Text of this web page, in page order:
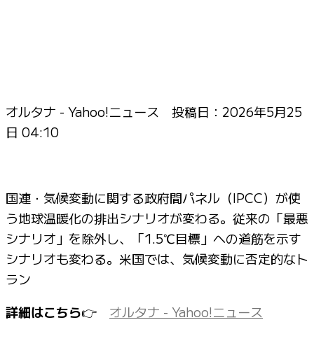
オルタナ - Yahoo!ニュース 投稿日： 2026年5月25
日 04:10
国連・気候変動に関する政府間パネル（IPCC）が使
う地球温暖化の排出シナリオが変わる。従来の「最悪
シナリオ」を除外し、「1.5℃目標」への道筋を示す
シナリオも変わる。米国では、気候変動に否定的なト
ラン
詳細はこちら👉 オルタナ - Yahoo!ニュース